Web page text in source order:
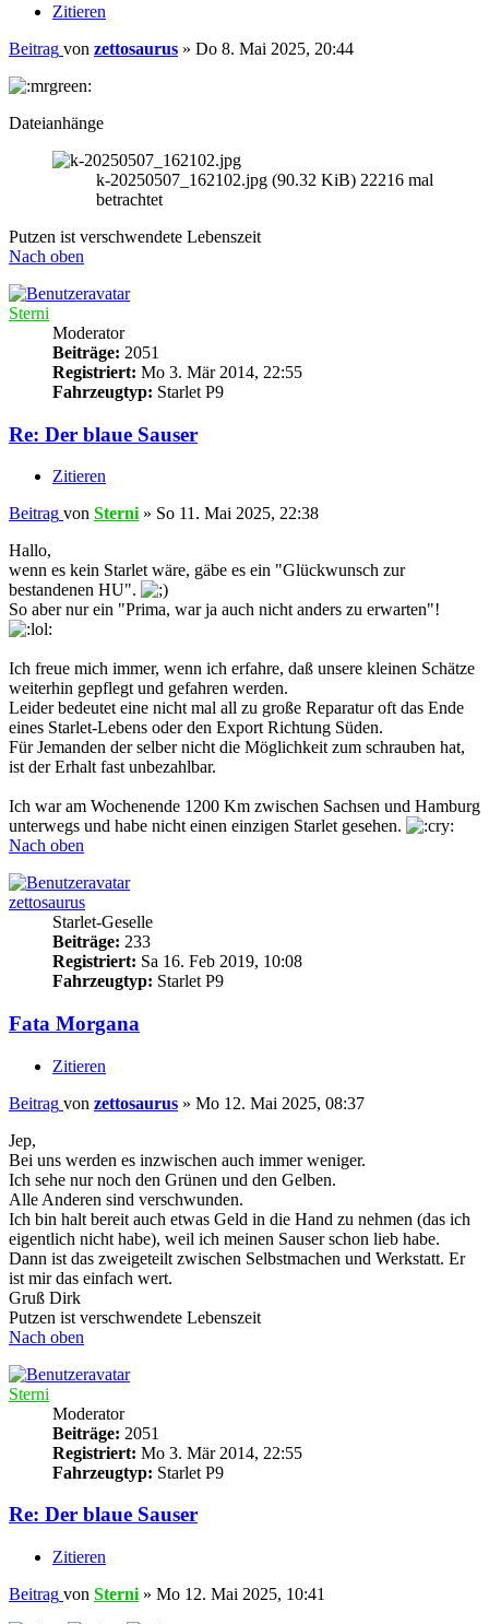
Zitieren
Beitrag von zettosaurus » Do 8. Mai 2025, 20:44
Dateianhänge
k-20250507_162102.jpg (90.32 KiB) 22216 mal
betrachtet
Putzen ist verschwendete Lebenszeit
Nach oben
Sterni
Moderator
Beiträge: 2051
Registriert: Mo 3. Mär 2014, 22:55
Fahrzeugtyp: Starlet P9
Re: Der blaue Sauser
Zitieren
Beitrag von Sterni » So 11. Mai 2025, 22:38
Hallo,
wenn es kein Starlet wäre, gäbe es ein "Glückwunsch zur
bestandenen HU".
So aber nur ein "Prima, war ja auch nicht anders zu erwarten"!
Ich freue mich immer, wenn ich erfahre, daß unsere kleinen Schätze
weiterhin gepflegt und gefahren werden.
Leider bedeutet eine nicht mal all zu große Reparatur oft das Ende
eines Starlet-Lebens oder den Export Richtung Süden.
Für Jemanden der selber nicht die Möglichkeit zum schrauben hat,
ist der Erhalt fast unbezahlbar.
Ich war am Wochenende 1200 Km zwischen Sachsen und Hamburg
unterwegs und habe nicht einen einzigen Starlet gesehen.
Nach oben
zettosaurus
Starlet-Geselle
Beiträge: 233
Registriert: Sa 16. Feb 2019, 10:08
Fahrzeugtyp: Starlet P9
Fata Morgana
Zitieren
Beitrag von zettosaurus » Mo 12. Mai 2025, 08:37
Jep,
Bei uns werden es inzwischen auch immer weniger.
Ich sehe nur noch den Grünen und den Gelben.
Alle Anderen sind verschwunden.
Ich bin halt bereit auch etwas Geld in die Hand zu nehmen (das ich
eigentlich nicht habe), weil ich meinen Sauser schon lieb habe.
Dann ist das zweigeteilt zwischen Selbstmachen und Werkstatt. Er
ist mir das einfach wert.
Gruß Dirk
Putzen ist verschwendete Lebenszeit
Nach oben
Sterni
Moderator
Beiträge: 2051
Registriert: Mo 3. Mär 2014, 22:55
Fahrzeugtyp: Starlet P9
Re: Der blaue Sauser
Zitieren
Beitrag von Sterni » Mo 12. Mai 2025, 10:41